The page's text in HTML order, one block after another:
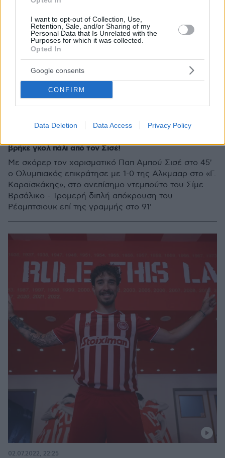
I want to opt-out of Collection, Use,
Retention, Sale, and/or Sharing of my
Personal Data that Is Unrelated with the
Purposes for which it was collected.
Opted In
Google consents
CONFIRM
Data Deletion Data Access Privacy Policy
βρήκε γκολ πάλι από τον Σισέ!
Mε σκόρερ τον χαρισματικό Παπ Αμπού Σισέ στο 45'
ο Ολυμπιακός επικράτησε με 1-0 της Αλκμααρ στο «Γ.
Καραϊσκάκης», στο ανεπίσημο ντεμπούτο του Σίμε
Βρσάλικο - Τρομερή διπλή απόκρουση του
Ρέαμπτσιουκ επί της γραμμής στο 91'
09.07.2022, 22:26 1
02.07.2022, 22:25